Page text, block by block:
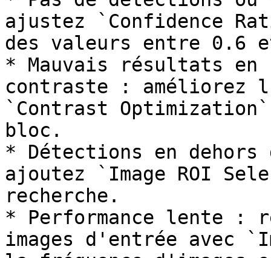
ajustez `Confidence
des valeurs entre 0.6
* Mauvais résultats en
contraste :
`Contrast
bloc.
* Détections en
ajoutez `Image ROI
recherche.
* Performance lente :
images d'entrée avec